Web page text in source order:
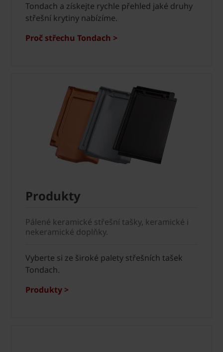
Tondach a získejte rychle přehled jaké druhy
střešní krytiny nabízíme.
Proč střechu Tondach >
Produkty
Pálené keramické střešní tašky, keramické i
nekeramické doplňky.
Vyberte si ze široké palety střešních tašek
Tondach.
Produkty >